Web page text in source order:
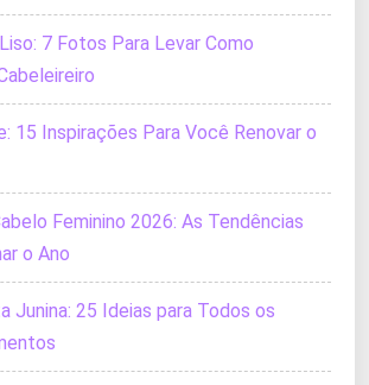
7 Fotos Para Levar Como
15 Inspirações Para Você Renovar o
Feminino 2026: As Tendências
o Ano
Junina: 25 Ideias para Todos os